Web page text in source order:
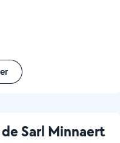
Sarl Minnaert